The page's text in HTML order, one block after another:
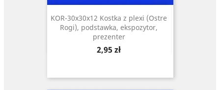
KOR-30x30x12 Kostka z plexi (Ostre
Rogi), podstawka, ekspozytor,
prezenter
Cena
2,95 zł